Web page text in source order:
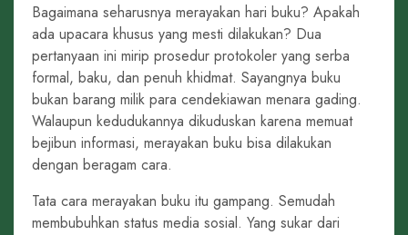
Bagaimana seharusnya merayakan hari buku? Apakah
ada upacara khusus yang mesti dilakukan? Dua
pertanyaan ini mirip prosedur protokoler yang serba
formal, baku, dan penuh khidmat. Sayangnya buku
bukan barang milik para cendekiawan menara gading.
Walaupun kedudukannya dikuduskan karena memuat
bejibun informasi, merayakan buku bisa dilakukan
dengan beragam cara.
Tata cara merayakan buku itu gampang. Semudah
membubuhkan status media sosial. Yang sukar dari